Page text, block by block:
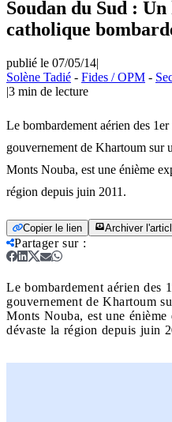
Soudan du Sud :
catholique
publié le 07/05/14|
Solène Tadié - Fides / OPM -
|3 min de lecture
Le bombardement aérien des
gouvernement de Khartoum sur
Monts Nouba, est une énième
région depuis juin 2011.
Copier le lien Archiver
Partager sur:
Le bombardement aérien des
gouvernement de Khartoum
Monts Nouba, est une
dévaste la région depuis juin